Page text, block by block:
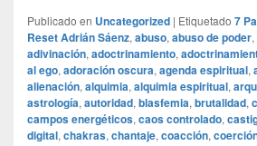
Publicado en Uncategorized | Etiquetado 7
Reset Adrián Sáenz, abuso, abuso de poder,
adivinación, adoctrinamiento,
al ego, adoración oscura, agenda espiritual,
alienación, alquimia, alquimia espiritual,
astrología, autoridad, blasfemia, brutalidad,
campos energéticos, caos controlado,
digital, chakras, chantaje, coacción,